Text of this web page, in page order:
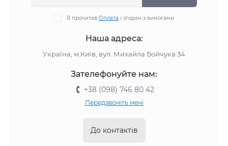
Я прочитав Оплата і згоден з вимогами
Наша адреса:
Україна, м.Київ, вул. Михайла Бойчука 34
Зателефонуйте нам:
+38 (098) 746 80 42
Передзвоніть мені
До контактів